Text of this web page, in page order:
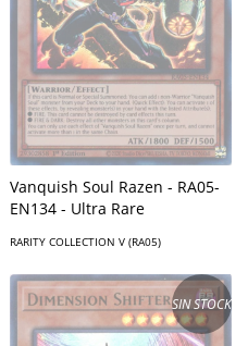
Vanquish Soul Razen - RA05-
EN134 - Ultra Rare
RARITY COLLECTION V (RA05)
SIN STOCK